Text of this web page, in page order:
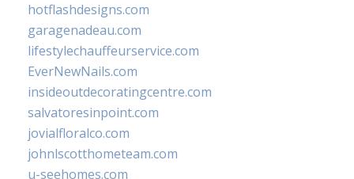
hotflashdesigns.com
garagenadeau.com
lifestylechauffeurservice.com
EverNewNails.com
insideoutdecoratingcentre.com
salvatoresinpoint.com
jovialfloralco.com
johnlscotthometeam.com
u-seehomes.com